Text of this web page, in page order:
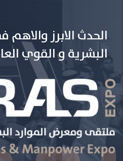
الحدث الابرز
البشرية و القوي